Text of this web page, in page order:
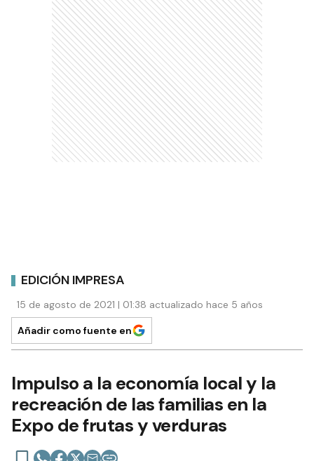
EDICIÓN IMPRESA
15 de agosto de 2021 | 01:38 actualizado hace 5 años
Añadir como fuente en
Impulso a la economía local y la
recreación de las familias en la
Expo de frutas y verduras